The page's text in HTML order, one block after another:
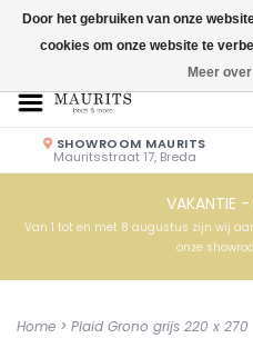
Openingstijden: Vrijdag &
SHOWROOM MAURITS
Mauritsstraat 17, Breda
VAKANTIE -
Van 1 tot en met 8 augustus zijn wij
onze
Home > Plaid Grono grijs 220 x 270
Door het gebruiken van onze
cookies om onze website te
Meer